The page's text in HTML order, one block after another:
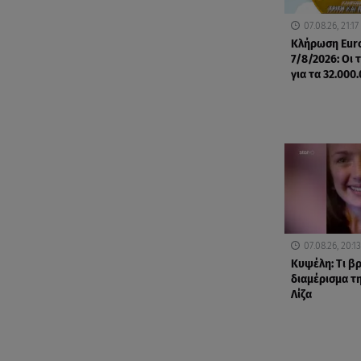
07.08.26, 21:17
Κλήρωση
7/8/2026: Οι
για τα
07.08.26, 20:13
Κυψέλη: Tι
διαμέρισμα
Λίζα